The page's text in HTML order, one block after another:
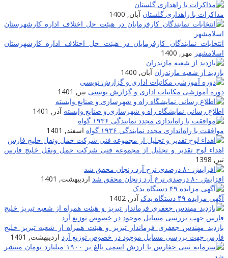
مذاکرات با راهداری گلستان آبان, 1400
انتخابات نمایندگان کارفرمایان در هیئت حل اختلاف اداره کارشهرستان
اسلامشهر مهر, 1400
بازدید از شعبه مازندران آبان, 1400
دوره آموزشی مکاتبات اداری و گزارش نویسی تیر, 1401
اطلاع رسانی نمایشگاه راه و شهرسازی و صنایع وابسته آذر, 1401
موافقت با راه‌اندازی مجدد نمایندگی ۱۹۳۶ گواه
اسفند, 1401
اهداء لوح تقدیر و تجلیل از مجموعه فنی شرکت حمل ونقل خلیج فارس
تیر, 1398
افزایش ۸۰ درصدی نرخ آرد زنجان محقق شد
اردیبهشت, 1401
آگهی مزایده ۴۹ دستگاه یدک
آذر, 1402
بازدید مهندس جعفری فرماندار تبریز و هیئت همراه از شعبه تبریز خلیج
فارس جهت بررسی مسایل موجود در خصوص توزیع آرد اردیبهشت, 1401